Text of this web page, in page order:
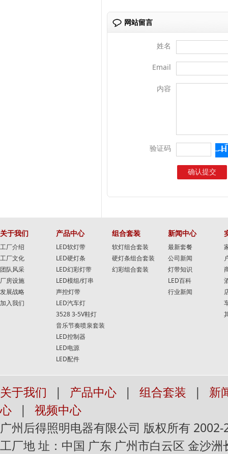
网站留言
姓名
Email
内容
验证码
关于我们
工厂介绍
工厂文化
团队风采
厂房设施
发展战略
加入我们
产品中心
LED软灯带
LED硬灯条
LED幻彩灯带
LED模组/灯串
声控灯带
LED汽车灯
3528 3-5V鞋灯
音乐节奏喷泉套装
LED控制器
LED电源
LED配件
组合套装
软灯组合套装
硬灯条组合套装
幻彩组合套装
新闻中心
最新套餐
公司新闻
灯带知识
LED百科
行业新闻
关于我们 | 产品中心 | 组合套装 |
新
心
|
视频中心
广州后得照明电器有限公司 版权所有
工厂地 址：中国 广东 广州市白云区 金沙